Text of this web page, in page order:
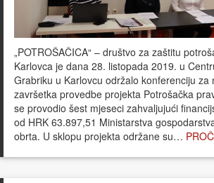
„POTROŠAČICA“ – društvo za zaštitu
Karlovca je dana 28. listopada 2019. u
Grabriku u Karlovcu održalo konferenciju za
završetka provedbe projekta Potrošačka
se provodio šest mjeseci zahvaljujući
od HRK 63.897,51 Ministarstva
obrta. U sklopu projekta održane su…